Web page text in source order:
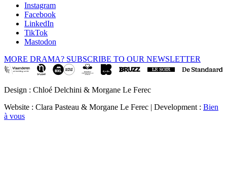
Instagram
Facebook
LinkedIn
TikTok
Mastodon
MORE DRAMA? SUBSCRIBE TO OUR NEWSLETTER
Design : Chloé Delchini & Morgane Le Ferec
Website : Clara Pasteau & Morgane Le Ferec | Development : Bien
à vous